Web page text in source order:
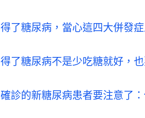
得了糖尿病，當心這四大併發
得了糖尿病不是少吃糖就好，
確診的新糖尿病患者要注意了